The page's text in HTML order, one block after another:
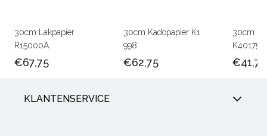
30cm Lakpapier
R15000A
€67,75
30cm Kadopapier K1
998
€62,75
30cm
€41,75
KLANTENSERVICE